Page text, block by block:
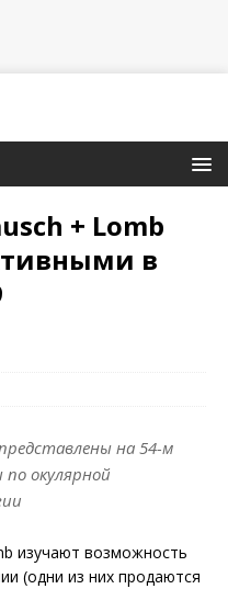
+ Lomb
в
на 54-м
окулярной
изучают возможность
(одни из них продаются